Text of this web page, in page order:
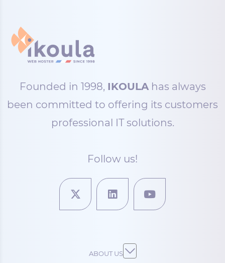
Founded in 1998, IKOULAhas always
been committed to offering its customers
professional IT solutions.
Follow us!
ABOUT US